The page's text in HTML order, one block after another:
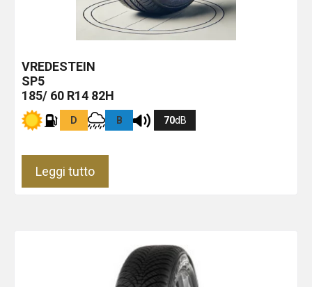
VREDESTEIN
SP5
185/ 60 R14 82H
D B 70dB
Leggi tutto